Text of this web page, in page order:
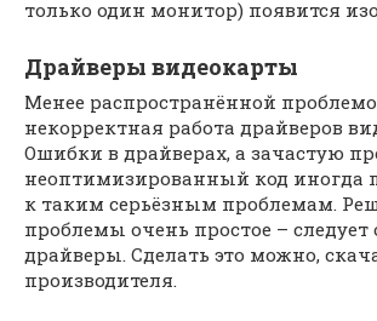
только один монитор) появится
Драйверы видеокарты
Менее распространённой
некорректная работа драйверов
Ошибки в драйверах, а зачастую
неоптимизированный код иногда
к таким серьёзным проблемам.
проблемы очень простое – следует
драйверы. Сделать это можно,
производителя.